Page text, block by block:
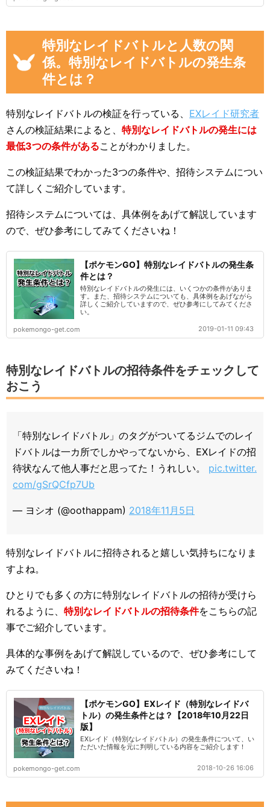
特別なレイドバトルと人数の関
係。特別なレイドバトルの発生条
件とは？
特別なレイドバトルの検証を行っている、 EXレイド研究者
さんの検証結果によると、 特別なレイドバトルの発生には
最低3つの条件があることがわかりました。
この検証結果でわかった3つの条件や、招待システムについ
て詳しくご紹介しています。
招待システムについては、具体例をあげて解説しています
ので、ぜひ参考にしてみてくださいね！
【ポケモンGO】特別なレイドバトルの発生条
件とは？
特別なレイドバトルの発生には、いくつかの条件がありま
す。また、招待システムについても、具体例をあげながら
詳しくご紹介していますので、ぜひ参考にしてみてくださ
い。
pokemongo-get.com 2019-01-11 09:43
特別なレイドバトルの招待条件をチェックして
おこう
「特別なレイドバトル」のタグがついてるジムでのレイ
ドバトルは一カ所でしかやってないから、EXレイドの招
待状なんて他人事だと思ってた！うれしい。 pic.twitter.
com/gSrQCfp7Ub
— ヨシオ (@oothappam) 2018年11月5日
特別なレイドバトルに招待されると嬉しい気持ちになりま
すよね。
ひとりでも多くの方に特別なレイドバトルの招待が受けら
れるように、 特別なレイドバトルの招待条件をこちらの記
事でご紹介しています。
具体的な事例をあげて解説しているので、ぜひ参考にして
みてくださいね！
【ポケモンGO】EXレイド（特別なレイドバ
トル）の発生条件とは？【2018年10月22日
版】
EXレイド（特別なレイドバトル）の発生条件について、い
ただいた情報を元に判明している内容をご紹介します！
pokemongo-get.com 2018-10-26 16:06